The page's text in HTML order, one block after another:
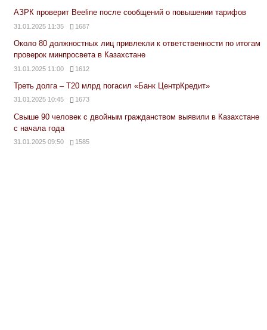
АЗРК проверит Beeline после сообщений о повышении тарифов
31.01.2025 11:35 1687
Около 80 должностных лиц привлекли к ответственности по итогам
проверок минпросвета в Казахстане
31.01.2025 11:00 1612
Треть долга – Т20 млрд погасил «Банк ЦентрКредит»
31.01.2025 10:45 1673
Свыше 90 человек с двойным гражданством выявили в Казахстане
с начала года
31.01.2025 09:50 1585